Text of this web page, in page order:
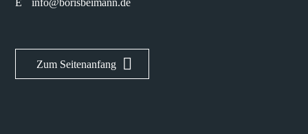
E
info@borisbeimann.de
Zum Seitenanfang